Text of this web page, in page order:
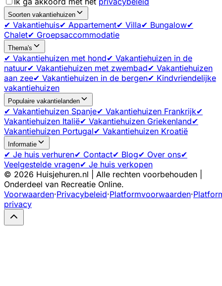
Soorten vakantiehuizen
✔ Vakantiehuis✔ Appartement✔ Villa✔ Bungalow✔
Chalet✔ Groepsaccommodatie
Thema's
✔ Vakantiehuizen met hond✔ Vakantiehuizen in de
natuur✔ Vakantiehuizen met zwembad✔ Vakantiehuizen
aan zee✔ Vakantiehuizen in de bergen✔ Kindvriendelijke
vakantiehuizen
Populaire vakantielanden
✔ Vakantiehuizen Spanje✔ Vakantiehuizen Frankrijk✔
Vakantiehuizen Italië✔ Vakantiehuizen Griekenland✔
Vakantiehuizen Portugal✔ Vakantiehuizen Kroatië
Informatie
✔ Je huis verhuren✔ Contact✔ Blog✔ Over ons✔
Veelgestelde vragen✔ Je huis verkopen
© 2026 Huisjehuren.nl | Alle rechten voorbehouden |
Onderdeel van Recreatie Online.
Voorwaarden·Privacybeleid·Platformvoorwaarden·
privacy